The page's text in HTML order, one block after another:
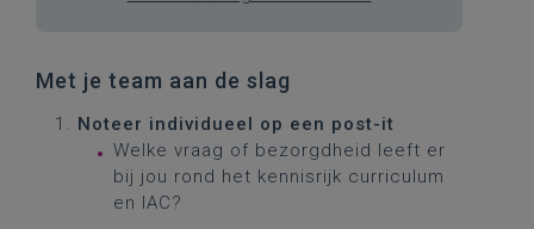
Met je team aan de slag
Noteer individueel op een post-it
Welke vraag of bezorgdheid leeft er
bij jou rond het kennisrijk curriculum
en IAC?